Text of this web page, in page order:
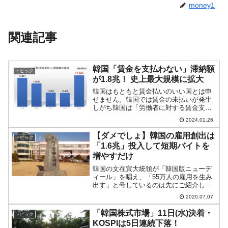
money1
関連記事
トピック
韓国「賃金を支払わない」滞納額
が1.8兆！ 史上最大規模に拡大
韓国はもともと賃金払いのいい国とは申
せません。韓国では賃金の未払いが発生
しがち韓国は「労働者に対する賃金支払
い」の滞納が発生しがちなのです。これ
は韓国メディアも書いていることで、本
当です。例えば「2016年」には「賃金未
払いが日本の10倍」...
2024.01.26
トピック
【ダメでしょ】韓国の雇用創出は
「1.6兆」投入して短期バイトを
増やすだけ
韓国の文在寅大統領が「韓国版ニューデ
ィール」を唱え、「55万人の雇用を生み
出す」と号しているのは先にご紹介した
とおりです。しかし、この「雇用創出」
が非常に頼りなく、また新型コロナウイ
ルス騒動で失業者が増えている中、根本
的な解決からはほど遠い...
2020.07.07
トピック
「韓国株式市場」11日(水)決着・
KOSPIは5日連続下落！